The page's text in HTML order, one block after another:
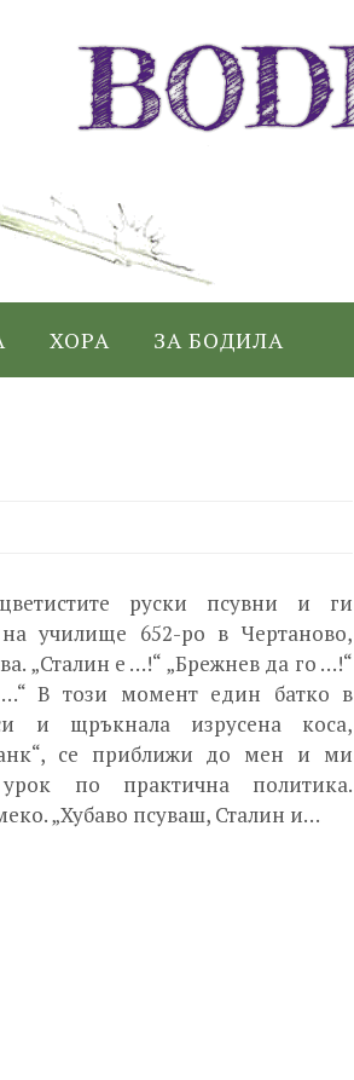
ХОРА ЗА БОДИЛА
руски псувни и ги
училище 652-ро в Чертаново,
„Сталин е …!“ „Брежнев да го …!“
В този момент един батко в
и щръкнала изрусена коса,
се приближи до мен и ми
по практична политика.
„Хубаво псуваш, Сталин и…